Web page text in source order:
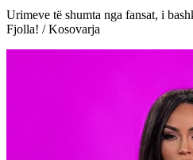
Urimeve të shumta nga fansat, i
Fjolla! / Kosovarja